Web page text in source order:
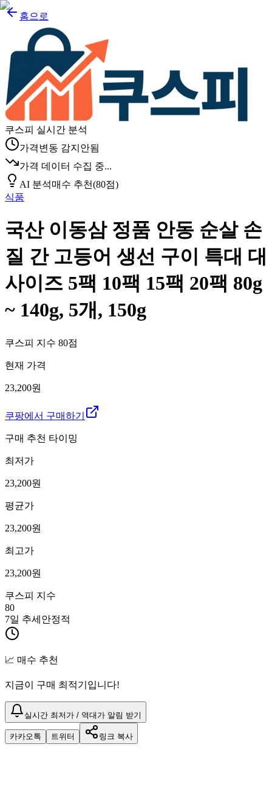
홈으로
쿠스피 실시간 분석
가격변동 감지안됨
가격 데이터 수집 중...
AI 분석매수 추천(80점)
식품
국산 이동삼 정품 안동 순살 손
질 간 고등어 생선 구이 특대 대
사이즈 5팩 10팩 15팩 20팩 80g
~ 140g, 5개, 150g
쿠스피 지수 80점
현재 가격
23,200원
쿠팡에서 구매하기
구매 추천 타이밍
최저가
23,200원
평균가
23,200원
최고가
23,200원
쿠스피 지수
80
7일 추세 안정적
📈 매수 추천
지금이 구매 최적기입니다!
실시간 최저가 / 역대가 알림 받기
카카오톡 트위터 링크 복사